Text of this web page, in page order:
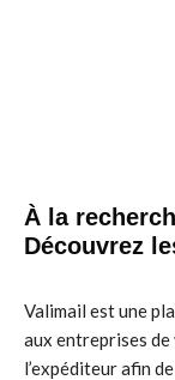
À la
Découvrez
Valimail est une
aux entreprises
l’expéditeur afin